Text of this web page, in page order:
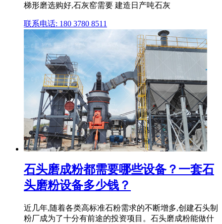
梯形磨选购好,石灰窑需要 建造日产吨石灰
联系电话: 180 3780 8511
石头磨成粉都需要哪些设备？一套石
头磨粉设备多少钱？
近几年,随着各类高标准石粉需求的不断增多,创建石头制
粉厂成为了十分有前途的投资项目。石头磨成粉能做什